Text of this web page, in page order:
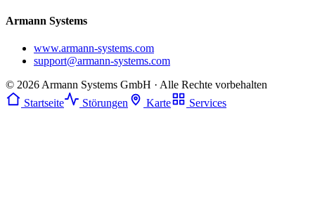
Armann Systems
www.armann-systems.com
support@armann-systems.com
© 2026 Armann Systems GmbH · Alle Rechte vorbehalten
Startseite
Störungen Karte Services